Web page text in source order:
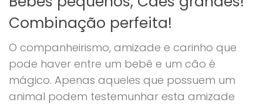
Combinação perfeita!
O companheirismo, amizade e carinho que
pode haver entre um bebê e um cão é
mágico. Apenas aqueles que possuem um
animal podem testemunhar esta amizade